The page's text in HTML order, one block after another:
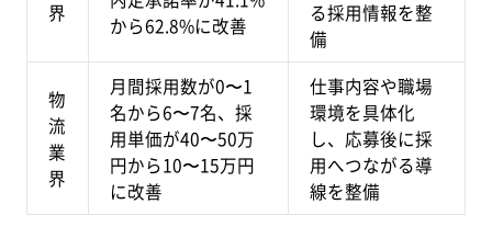
界
から62.8%に改善
る採用情報を整
備
物
流
業
界
月間採用数が0〜1
名から6〜7名、採
用単価が40〜50万
円から10〜15万円
に改善
仕事内容や職場
環境を具体化
し、応募後に採
用へつながる導
線を整備